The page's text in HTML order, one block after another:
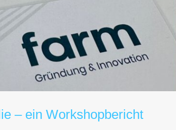
– ein Workshopbericht